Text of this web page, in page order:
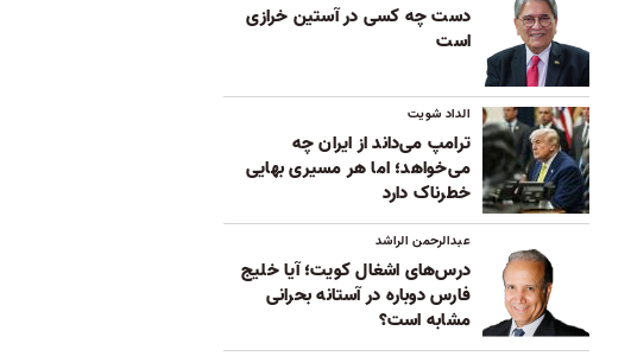
دست چه کسی در آستین خرازی
است
الداد شویت
ترامپ می‌داند از ایران چه
می‌خواهد؛ اما هر مسیری بهایی
خطرناک دارد
عبدالرحمن الراشد
درس‌های اشغال کویت؛ آیا خلیج
فارس دوباره در آستانه بحرانی
مشابه است؟